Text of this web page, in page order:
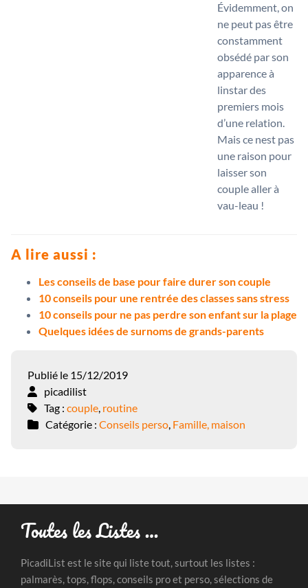
Évidemment, on
ne peut pas être
constamment
obsédé par son
apparence à
linstar des
premiers mois
d’une relation.
Mais ce nest pas
une raison pour
laisser son
couple aller à
vau-leau !
A lire aussi :
Les conseils de base pour faire durer son couple
10 conseils pour une rentrée des classes sans stress
10 conseils pour ne pas perdre son enfant sur la plage
Quelques idées de surnoms de grands-parents
Publié le 15/12/2019
picadilist
Tag : couple, routine
Catégorie : Conseils perso, Famille, maison
Toutes les Listes …
PicadiList est le site qui liste tout, surtout les listes :
palmarès, tops, flops, conseils pro et perso, sélections de